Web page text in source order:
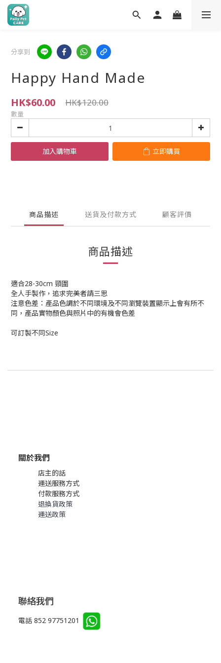
分享到
Happy Hand Made
HK$60.00 HK$120.00
數量
加入購物車 立即購買
商品描述 送貨及付款方式 顧客評價
商品描述
適合28-30cm 頸圍
全人手製作，追求完美者請三思
注意色差：產品色調於不同環境及不同瀏覽裝置顯示上會有所不
同，產品實物顏色與照片中的有機會色差
可訂製不同Size
關於我們
店主的話
運送服務方式
付款服務方式
退換貨政策
運送政策
聯絡我們
電話 852 97751201